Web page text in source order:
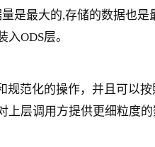
是最大的,存储的数据也
ODS层。
范化的操作，并且可以
层调用方提供更细粒度的